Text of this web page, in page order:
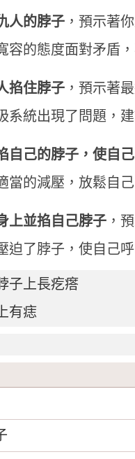
人的脖子，預示著
容的態度面對矛盾，
掐住脖子，預示著
系統出現了問題，
自己的脖子，使自
當的減壓，放鬆自己
上並掐自己脖子，
迫了脖子，使自己
子上長疙瘩
有痣